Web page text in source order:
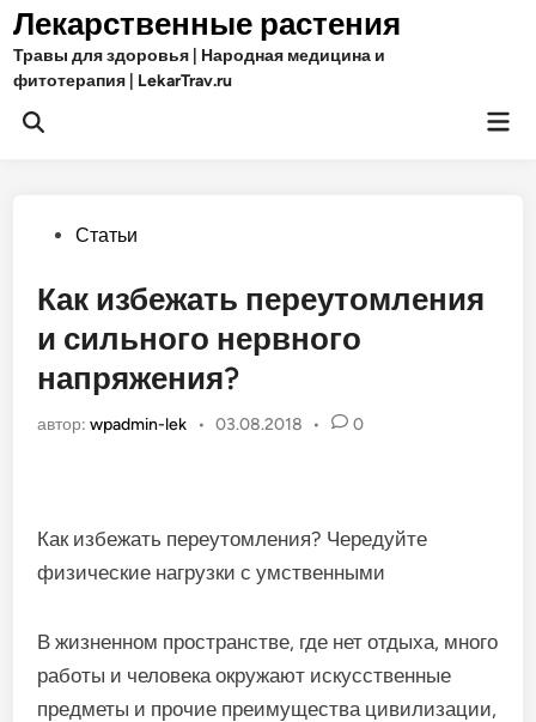
Перейти
содержимому
Лекарственные растения
Травы для здоровья | Народная медицина и
фитотерапия | LekarTrav.ru
Открыть
Опубликовано
Статьи
Как избежать переутомления
и сильного нервного
напряжения?
автор:wpadmin-lek • 03.08.2018 • 0
Как избежать переутомления? Чередуйте
физические нагрузки с умственными
В жизненном пространстве, где нет отдыха, много
работы и человека окружают искусственные
предметы и прочие преимущества цивилизации,